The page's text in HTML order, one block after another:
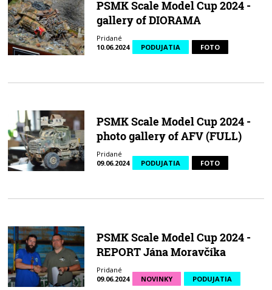
PSMK Scale Model Cup 2024 -
gallery of DIORAMA
Pridané
10.06.2024
PODUJATIA FOTO
PSMK Scale Model Cup 2024 -
photo gallery of AFV (FULL)
Pridané
09.06.2024
PODUJATIA FOTO
PSMK Scale Model Cup 2024 -
REPORT Jána Moravčíka
Pridané
09.06.2024
NOVINKY PODUJATIA